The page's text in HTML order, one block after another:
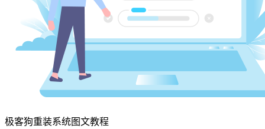
极客狗重装系统图文教程